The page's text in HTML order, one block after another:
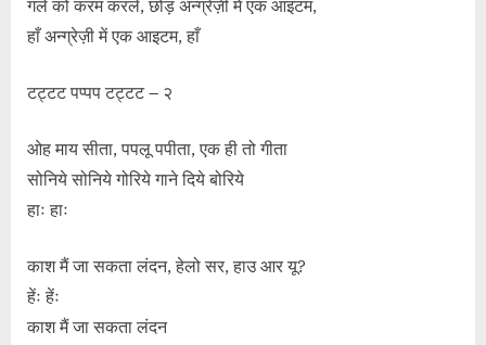
गले को करम करले, छोड़ अन्ग्रेज़ी में एक आइटम,
हाँ अन्ग्रेज़ी में एक आइटम, हाँ
टट्टट पप्पप टट्टट – २
ओह माय सीता, पपलू पपीता, एक ही तो गीता
सोनिये सोनिये गोरिये गाने दिये बोरिये
हाः हाः
काश मैं जा सकता लंदन, हेलो सर, हाउ आर यू?
हेंः हेंः
काश मैं जा सकता लंदन